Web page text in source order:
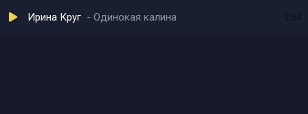
Ирина Круг Одинокая калина 2:54